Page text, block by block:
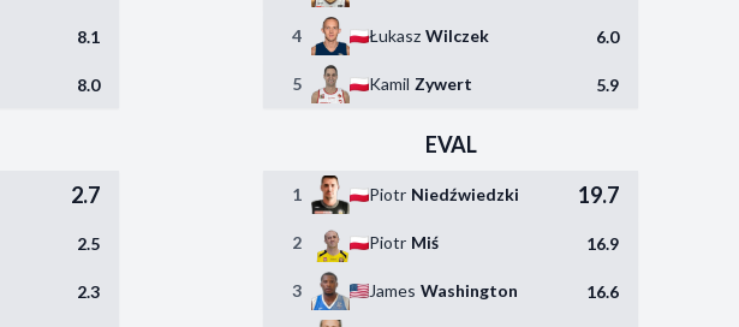
8.1
8.0
4 Łukasz Wilczek 6.0
5 Kamil Zywert 5.9
2.7
2.5
2.3
EVAL
1 Piotr Niedźwiedzki 19.7
2 Piotr Miś 16.9
3 James Washington 16.6